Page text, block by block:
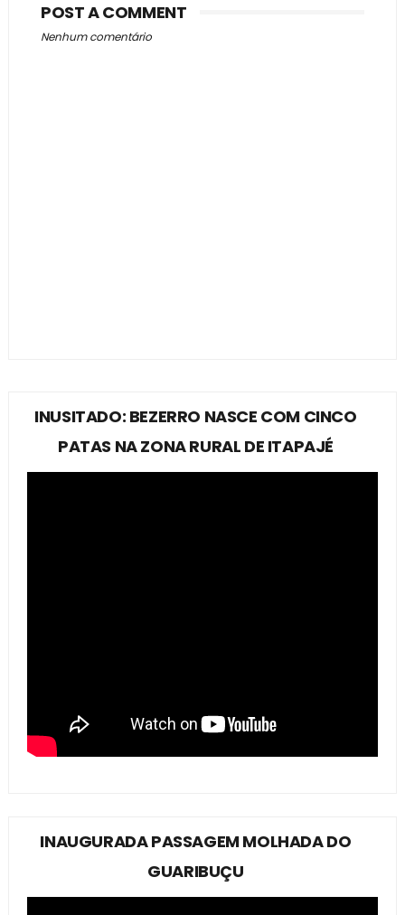
POST A COMMENT
Nenhum comentário
INUSITADO: BEZERRO NASCE COM CINCO
PATAS NA ZONA RURAL DE ITAPAJÉ
INAUGURADA PASSAGEM MOLHADA DO
GUARIBUÇU